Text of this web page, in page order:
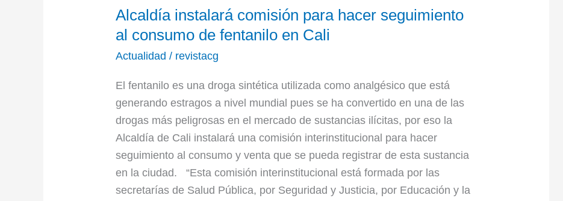
Alcaldía instalará comisión para hacer seguimiento
al consumo de fentanilo en Cali
Actualidad / revistacg
El fentanilo es una droga sintética utilizada como analgésico que está
generando estragos a nivel mundial pues se ha convertido en una de las
drogas más peligrosas en el mercado de sustancias ilícitas, por eso la
Alcaldía de Cali instalará una comisión interinstitucional para hacer
seguimiento al consumo y venta que se pueda registrar de esta sustancia
en la ciudad. “Esta comisión interinstitucional está formada por las
secretarías de Salud Pública, por Seguridad y Justicia, por Educación y la
para
hacer
seguimiento
consumo
de
fentanilo
en
Cali